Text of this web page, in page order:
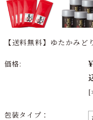
【送料無料】ゆたかみ
価格:
[
包装タイプ：